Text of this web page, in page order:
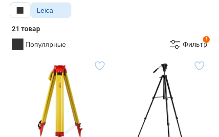
Leica
21 товар
Популярные
1
Фильтр